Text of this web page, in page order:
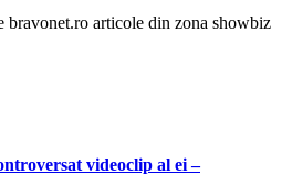
bravonet.ro articole din zona showbiz
videoclip al ei –